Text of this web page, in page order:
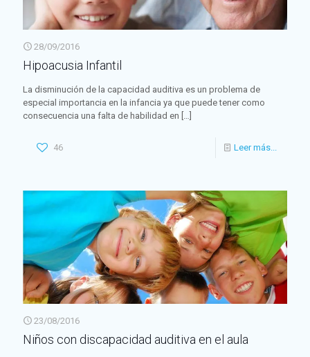
28/09/2016
Hipoacusia Infantil
La disminución de la capacidad auditiva es un problema de
especial importancia en la infancia ya que puede tener como
consecuencia una falta de habilidad en […]
46 Leer más...
23/08/2016
Niños con discapacidad auditiva en el aula